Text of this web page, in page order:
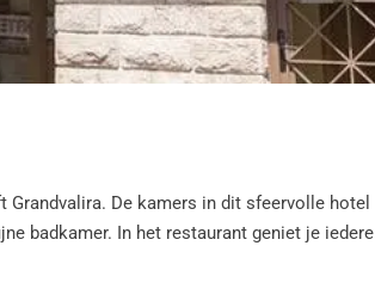
De kamers in dit sfeervolle hotel
badkamer. In het restaurant geniet je iedere